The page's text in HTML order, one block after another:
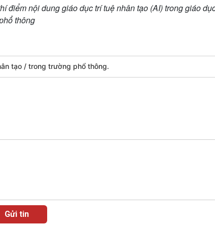
điểm nội dung giáo dục trí tuệ nhân tạo (AI) trong giáo
thông
tạo trong trường phổ thông.